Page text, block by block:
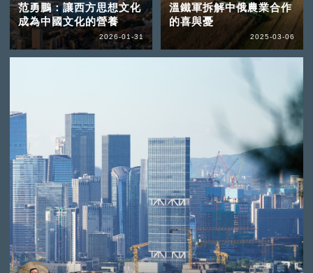
范勇鵬：讓西方思想文化
成為中國文化的營養
2026-01-31
溫鐵軍拆解中俄農業合作
的喜與憂
2025-03-06